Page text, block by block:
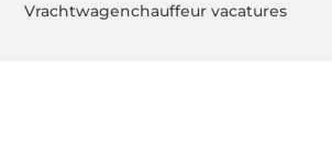
Vrachtwagenchauffeur vacatures